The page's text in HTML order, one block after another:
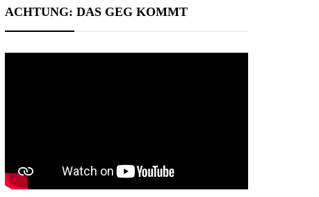
ACHTUNG: DAS GEG KOMMT